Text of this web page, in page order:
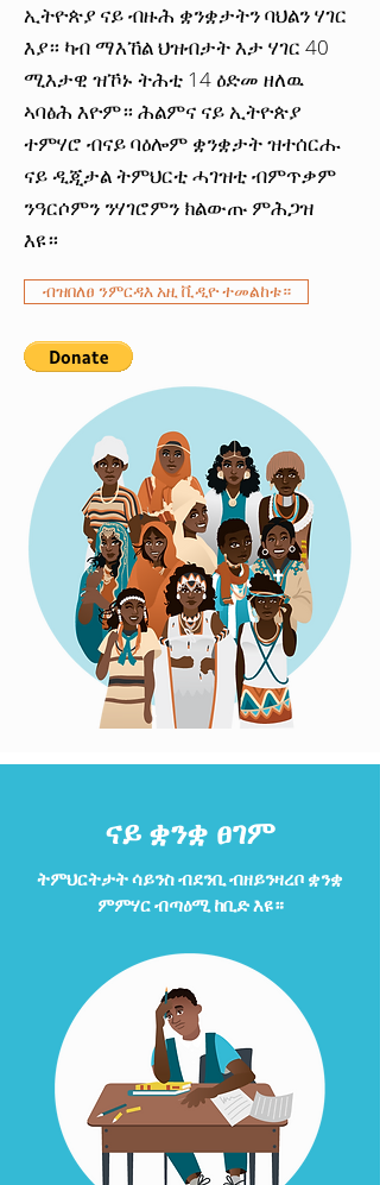
ኢትዮጵያ ናይ ብዙሕ ቋንቋታትን ባህልን ሃገር
እያ። ካብ ማእኸል ህዝብታት እታ ሃገር 40
ሚእታዊ ዝኾኑ ትሕቲ 14 ዕድመ ዘለዉ
ኣባፅሕ እዮም። ሕልምና ናይ ኢትዮጵያ
ተምሃሮ ብናይ ባዕሎም ቋንቋታት ዝተሰርሑ
ናይ ዲጂታል ትምህርቲ ሓገዝቲ ብምጥቃም
ንዓርሶምን ንሃገሮምን ክልውጡ ምሕጋዝ
እዩ።
ብዝበለፀ ንምርዳእ አዚ ቪዲዮ ተመልከቱ።
ናይ ቋንቋ ፀገም
ትምህርትታት ሳይንስ ብደንቢ ብዘይንዛረቦ ቋንቋ
ምምሃር ብጣዕሚ ከቢድ እዩ።